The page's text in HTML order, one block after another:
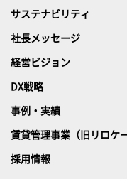
サステナビリティ
社長メッセージ
経営ビジョン
DX戦略
事例・実績
賃貸管理事業（旧リロケ
採用情報